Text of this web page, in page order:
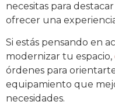
necesitas para
ofrecer una
Si estás pensando en
modernizar tu espacio,
órdenes para
equipamiento que
necesidades.